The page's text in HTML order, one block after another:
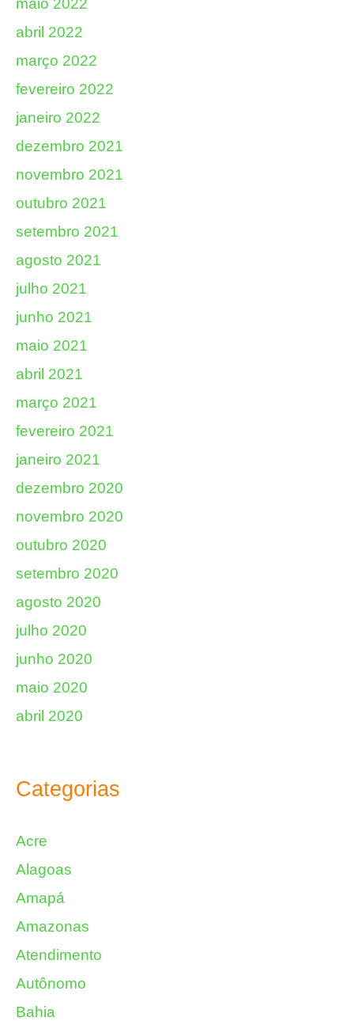
abril 2022
março 2022
fevereiro 2022
janeiro 2022
dezembro 2021
novembro 2021
outubro 2021
setembro 2021
agosto 2021
julho 2021
junho 2021
maio 2021
abril 2021
março 2021
fevereiro 2021
janeiro 2021
dezembro 2020
novembro 2020
outubro 2020
setembro 2020
agosto 2020
julho 2020
junho 2020
maio 2020
abril 2020
Categorias
Acre
Alagoas
Amapá
Amazonas
Atendimento
Autônomo
Bahia